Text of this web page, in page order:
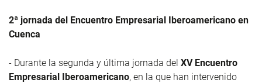
2ª jornada del Encuentro Empresarial Iberoamericano en
Cuenca
- Durante la segunda y última jornada del XV Encuentro
Empresarial Iberoamericano, en la que han intervenido